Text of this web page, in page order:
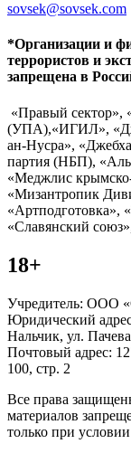
sovsek@sovsek.com
*Организации и
террористов и
запрещена в
«Правый сектор»,
(УПА),«ИГИЛ»,
ан-Нусра»,
партия (НБП),
«Меджлис
«Мизантропик
«Артподготовка»,
«Славянский
18+
Учредитель: ООО
Юридический
Нальчик, ул.
Почтовый адрес:
100, стр. 2
Все права
материалов
только при